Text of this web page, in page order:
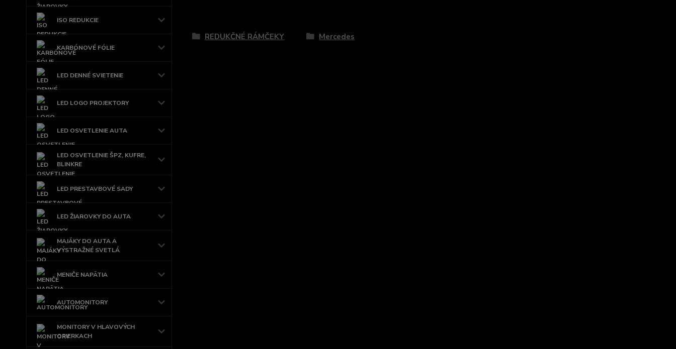
ISO REDUKCIE
KARBÓNOVÉ FÓLIE
LED DENNÉ SVIETENIE
LED LOGO PROJEKTORY
LED OSVETLENIE AUTA
LED OSVETLENIE ŠPZ, KUFRE,
BLINKRE
LED PRESTAVBOVÉ SADY
LED ŽIAROVKY DO AUTA
MAJÁKY DO AUTA A
VÝSTRAŽNÉ SVETLÁ
MENIČE NAPÄTIA
AUTOMONITORY
MONITORY V HLAVOVÝCH
OPIERKACH
REDUKČNÉ RÁMČEKY Mercedes